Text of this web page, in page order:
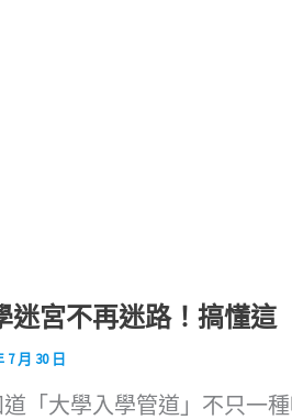
迷宮不再迷路！搞懂這
7 月 30 日
「大學入學管道」不只一